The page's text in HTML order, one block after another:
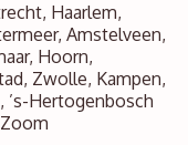
Haarlem,
Amstelveen,
Hoorn,
Zwolle, Kampen,
’s-Hertogenbosch